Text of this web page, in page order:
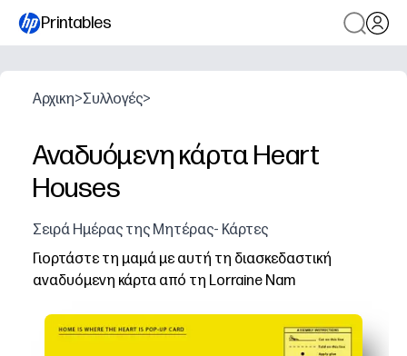
Printables
Αρχικη>Συλλογές>
Αναδυόμενη κάρτα Heart
Houses
Σειρά Ημέρας της Μητέρας- Κάρτες
Γιορτάστε τη μαμά με αυτή τη διασκεδαστική
αναδυόμενη κάρτα από τη Lorraine Nam
Παίρνετε ένα σχέδιο έτοιμο προς εκτύπωση - απλά
Τα παιδιά παραμένουν αφοσιωμένα ενώ καθοδηγείτε